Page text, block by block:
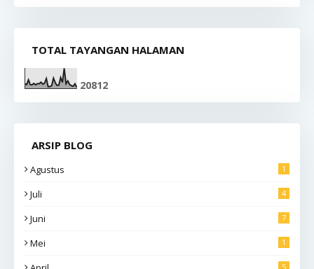
TOTAL TAYANGAN HALAMAN
20812
ARSIP BLOG
Agustus 1
Juli 4
Juni 7
Mei 1
5